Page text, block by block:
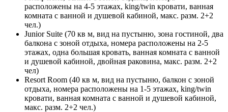
расположены на 4-5 этажах, king/twin кровати, ванная
комната с ванной и душевой кабиной, макс. разм. 2+2
чел.)
Junior Suite (70 кв м, вид на пустыню, зона гостиной, два
балкона с зоной отдыха, номера расположены на 2-5
этажах, одна большая кровать, ванная комната с ванной
и душевой кабиной, двойная раковина, макс. разм. 2+2
чел)
Resort Room (40 кв м, вид на пустыню, балкон с зоной
отдыха, номера расположены на 1-5 этажах, king/twin
кровати, ванная комната с ванной и душевой кабиной,
макс. разм. 2+2 чел.)